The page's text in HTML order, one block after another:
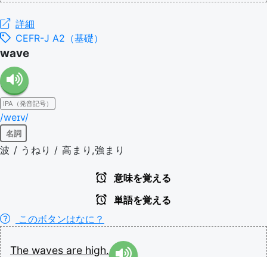
詳細
CEFR-J A2（基礎）
wave
IPA（発音記号）
/weɪv/
名詞
波 / うねり / 高まり,強まり
意味を覚える
単語を覚える
このボタンはなに？
The waves are high.